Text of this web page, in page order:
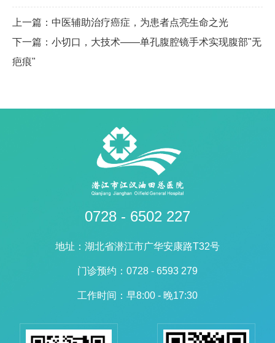
上一篇：中医辅助治疗癌症，为患者点亮生命之光
下一篇：小切口，大技术——单孔腹腔镜手术实现腹部"无
疤痕"
0728 - 6502 227
地址：湖北省潜江市广华安康路T32号
门诊预约：0728 - 6593 279
工作时间：早8:00 - 晚17:30